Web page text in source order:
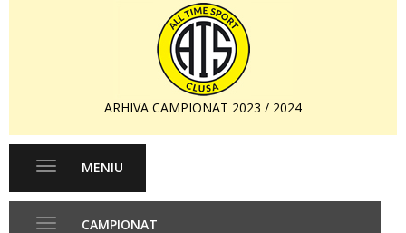
ARHIVA CAMPIONAT 2023 / 2024
Toggle
MENIU
CAMPIONAT